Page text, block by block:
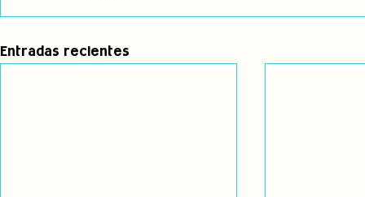
Entradas recientes